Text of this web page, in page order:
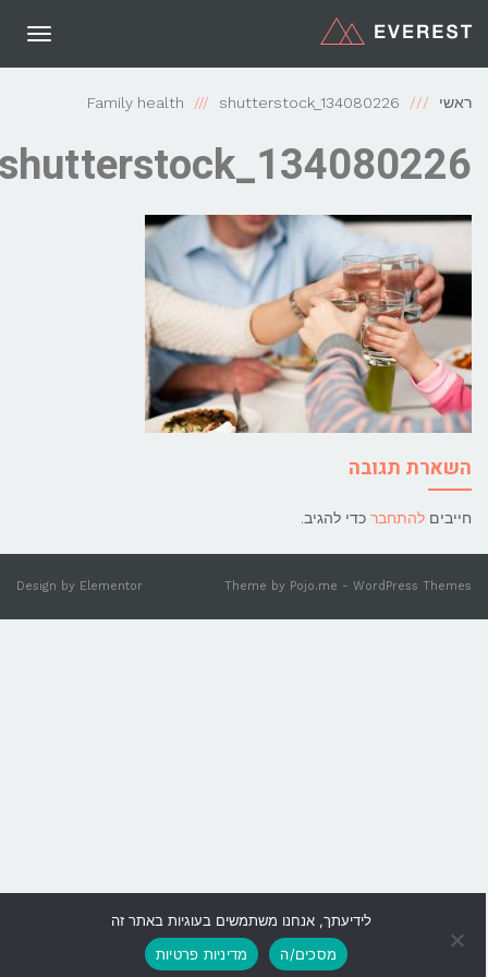
ראשי Family health shutterstock_134080226
shutterstock_134080226
השארת תגובה
חייבים להתחברכדי להגיב.
Theme byPojo.me - WordPress Themes
Design byElementor
גלילה
לידיעתך, אנחנו משתמשים בעוגיות באתר זה
מסכים/ה
מדיניות פרטיות